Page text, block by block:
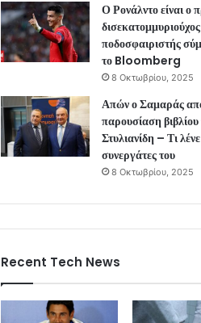
Ο Ρονάλντο είναι ο
δισεκατομμυριούχος
ποδοσφαιριστής
το Bloomberg
8 Οκτωβρίου, 2025
Απών ο Σαμαράς
παρουσίαση βιβλίου
Στυλιανίδη – Τι λένε
συνεργάτες του
8 Οκτωβρίου, 2025
Recent Tech News